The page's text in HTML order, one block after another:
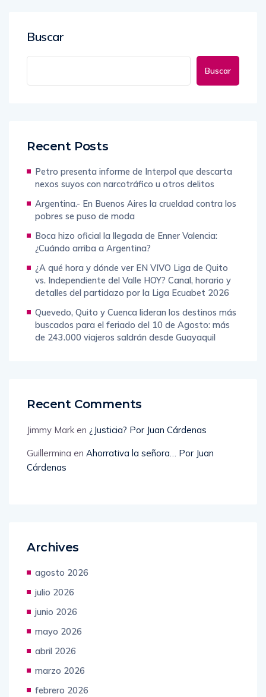
Buscar
Buscar
Recent Posts
Petro presenta informe de Interpol que descarta
nexos suyos con narcotráfico u otros delitos
Argentina.- En Buenos Aires la crueldad contra los
pobres se puso de moda
Boca hizo oficial la llegada de Enner Valencia:
¿Cuándo arriba a Argentina?
¿A qué hora y dónde ver EN VIVO Liga de Quito
vs. Independiente del Valle HOY? Canal, horario y
detalles del partidazo por la Liga Ecuabet 2026
Quevedo, Quito y Cuenca lideran los destinos más
buscados para el feriado del 10 de Agosto: más
de 243.000 viajeros saldrán desde Guayaquil
Recent Comments
Jimmy Mark en ¿Justicia? Por Juan Cárdenas
Guillermina en Ahorrativa la señora… Por Juan
Cárdenas
Archives
agosto 2026
julio 2026
junio 2026
mayo 2026
abril 2026
marzo 2026
febrero 2026